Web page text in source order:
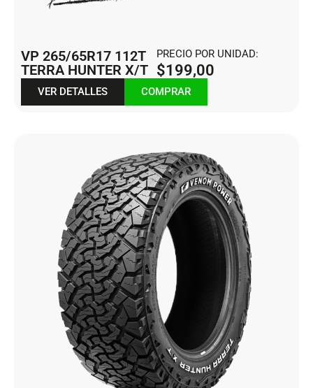
VP 265/65R17 112T
TERRA HUNTER X/T
PRECIO POR UNIDAD:
$199,00
VER DETALLES COMPRAR